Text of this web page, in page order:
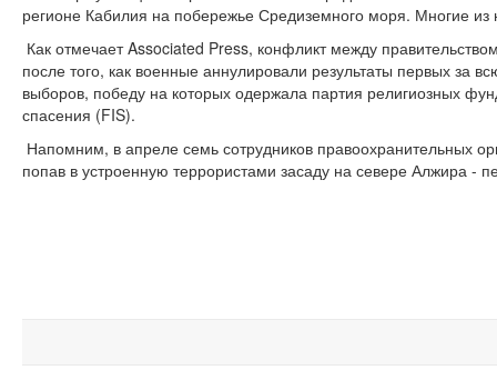
регионе Кабилия на побережье Средиземного моря. Многие из
Как отмечает Associated Press, конфликт между
после того, как военные аннулировали результаты первых за
выборов, победу на которых одержала партия религиозных
спасения (FIS).
Напомним, в апреле семь сотрудников правоохранительных
попав в устроенную террористами засаду на севере Алжира -